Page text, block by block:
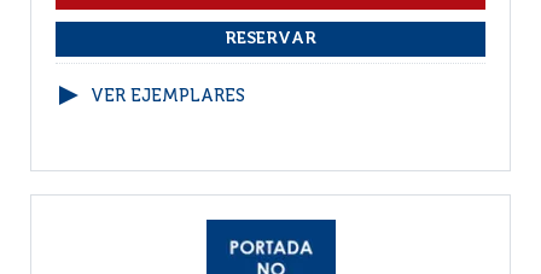
VER EJEMPLARES